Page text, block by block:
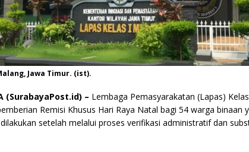
Jawa Timur. (ist).
(SurabayaPost.id) – Lembaga Pemasyarakatan (Lapas)
Remisi Khusus Hari Raya Natal bagi 54 warga binaan
setelah melalui proses verifikasi administratif dan